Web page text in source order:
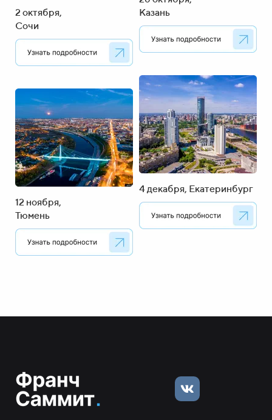
2 октября,
Сочи
12 ноября,
Тюмень
Казань
4 декабря, Екатеринбург